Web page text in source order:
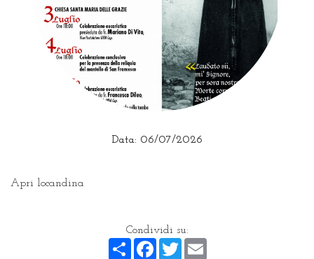
Data: 06/07/2026
Apri locandina
Condividi su:
Share Facebook
Twitter